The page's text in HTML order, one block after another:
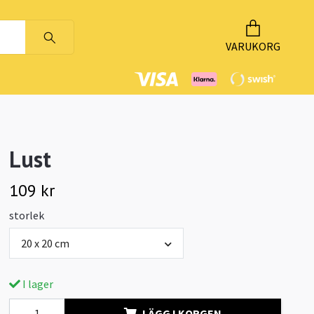
VARUKORG
Lust
109 kr
storlek
20 x 20 cm
I lager